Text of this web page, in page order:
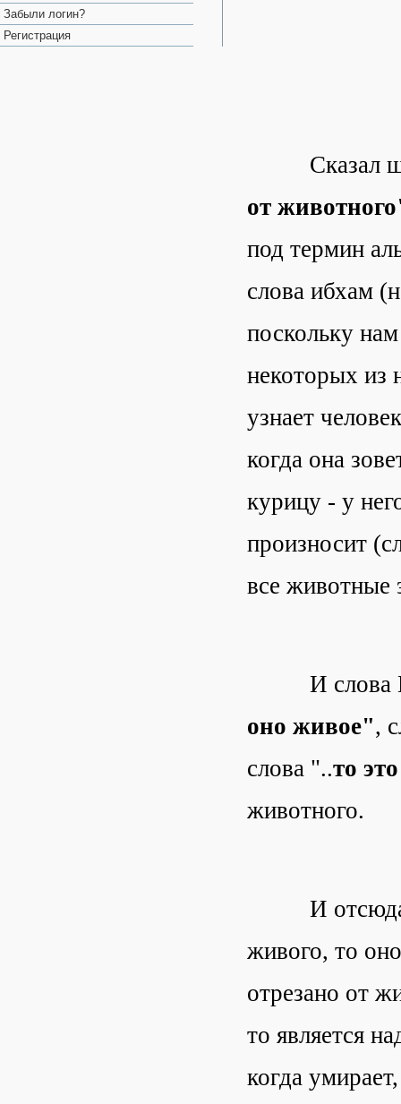
Забыли логин?
Регистрация
Сказал
от
под термин
слова ибхам
поскольку
некоторых из
узнает
когда она
курицу - у
произносит
все животные
И слова
оно живое",
слова "..то
животного.
И отсюда
живого, то
отрезано от
то является
когда